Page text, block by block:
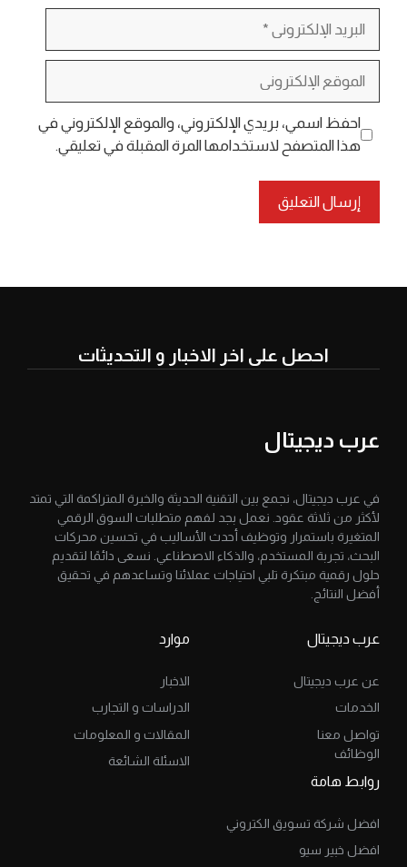
الإلكتروني
الإلكتروني
احفظ اسمي، بريدي الإلكتروني، والموقع الإلكتروني في
هذا المتصفح لاستخدامها المرة المقبلة في تعليقي.
t
v
:
احصل على اخر الاخبار و التحديثات
عرب ديجيتال
في عرب ديجيتال، نجمع بين التقنية الحديثة والخبرة المتراكمة التي تمتد
لأكثر من ثلاثة عقود. نعمل بجد لفهم متطلبات السوق الرقمي
المتغيرة باستمرار وتوظيف أحدث الأساليب في تحسين محركات
البحث، تجربة المستخدم، والذكاء الاصطناعي. نسعى دائمًا لتقديم
حلول رقمية مبتكرة تلبي احتياجات عملائنا وتساعدهم في تحقيق
أفضل النتائج.
عرب ديجيتال
عن عرب ديجيتال
الخدمات
تواصل معنا
الوظائف
موارد
الاخبار
الدراسات و التجارب
المقالات و المعلومات
الاسئلة الشائعة
روابط هامة
افضل شركة تسويق الكتروني
افضل خبير سيو